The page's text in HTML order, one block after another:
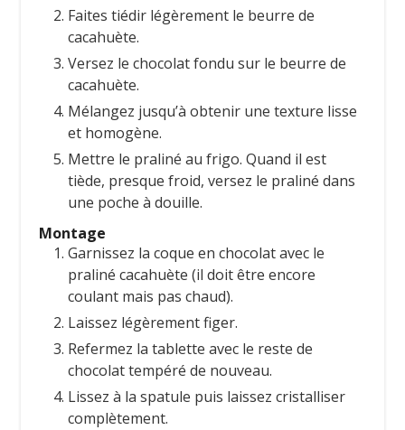
Faites tiédir légèrement le beurre de
cacahuète.
Versez le chocolat fondu sur le beurre de
cacahuète.
Mélangez jusqu’à obtenir une texture lisse
et homogène.
Mettre le praliné au frigo. Quand il est
tiède, presque froid, versez le praliné dans
une poche à douille.
Montage
Garnissez la coque en chocolat avec le
praliné cacahuète (il doit être encore
coulant mais pas chaud).
Laissez légèrement figer.
Refermez la tablette avec le reste de
chocolat tempéré de nouveau.
Lissez à la spatule puis laissez cristalliser
complètement.